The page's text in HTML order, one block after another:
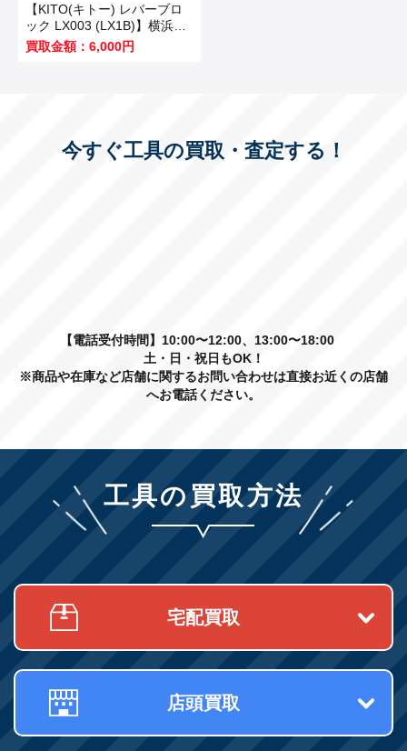
【KITO(キトー) レバーブロ
ック LX003 (LX1B)】横浜市
のお客様から買取いたしまし
買取金額：6,000円
今すぐ工具の買取・査定する！
【電話受付時間】10:00〜12:00、13:00〜18:00
土・日・祝日もOK！
※商品や在庫など店舗に関するお問い合わせは直接お近くの店舗
へお電話ください。
工具の買取方法
宅配買取
店頭買取